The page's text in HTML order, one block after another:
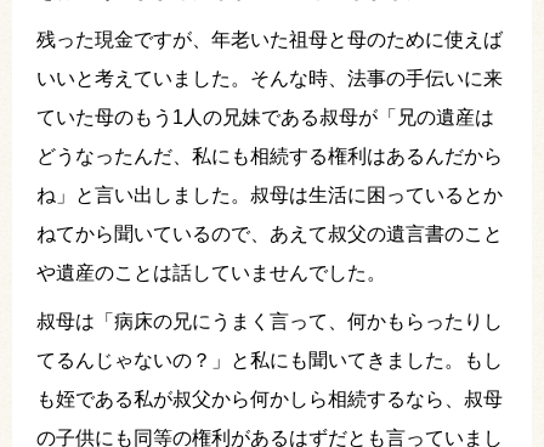
残った現金ですが、年老いた祖母と母のために使えば
いいと考えていました。そんな時、法事の手伝いに来
ていた母のもう1人の兄妹である叔母が「兄の遺産は
どうなったんだ、私にも相続する権利はあるんだから
ね」と言い出しました。叔母は生活に困っているとか
ねてから聞いているので、あえて叔父の遺言書のこと
や遺産のことは話していませんでした。
叔母は「病床の兄にうまく言って、何かもらったりし
てるんじゃないの？」と私にも聞いてきました。もし
も姪である私が叔父から何かしら相続するなら、叔母
の子供にも同等の権利があるはずだとも言っていまし